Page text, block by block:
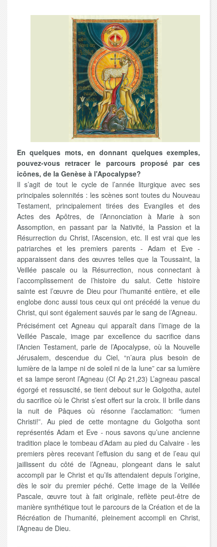
En quelques mots, en donnant quelques exemples,
pouvez-vous retracer le parcours proposé par ces
icônes, de la Genèse à l'Apocalypse?
Il s’agit de tout le cycle de l’année liturgique avec ses
principales solennités : les scènes sont toutes du Nouveau
Testament, principalement tirées des Evangiles et des
Actes des Apôtres, de l’Annonciation à Marie à son
Assomption, en passant par la Nativité, la Passion et la
Résurrection du Christ, l’Ascension, etc. Il est vrai que les
patriarches et les premiers parents - Adam et Eve -
apparaissent dans des œuvres telles que la Toussaint, la
Veillée pascale ou la Résurrection, nous connectant à
l’accomplissement de l’histoire du salut. Cette histoire
sainte est l’œuvre de Dieu pour l’humanité entière, et elle
englobe donc aussi tous ceux qui ont précédé la venue du
Christ, qui sont également sauvés par le sang de l’Agneau.
Précisément cet Agneau qui apparaît dans l’image de la
Veillée Pascale, image par excellence du sacrifice dans
l’Ancien Testament, parle de l’Apocalypse, où la Nouvelle
Jérusalem, descendue du Ciel, “n’aura plus besoin de
lumière de la lampe ni de soleil ni de la lune” car sa lumière
et sa lampe seront l’Agneau (Cf Ap 21,23) L’agneau pascal
égorgé et ressuscité, se tient debout sur le Golgotha, autel
du sacrifice où le Christ s’est offert sur la croix. Il brille dans
la nuit de Pâques où résonne l’acclamation: “lumen
Christi!”. Au pied de cette montagne du Golgotha sont
représentés Adam et Eve - nous savons qu’une ancienne
tradition place le tombeau d’Adam au pied du Calvaire - les
premiers pères recevant l’effusion du sang et de l’eau qui
jaillissent du côté de l’Agneau, plongeant dans le salut
accompli par le Christ et qu’ils attendaient depuis l’origine,
dès le soir du premier péché. Cette image de la Veillée
Pascale, œuvre tout à fait originale, reflète peut-être de
manière synthétique tout le parcours de la Création et de la
Récréation de l’humanité, pleinement accompli en Christ,
l’Agneau de Dieu.